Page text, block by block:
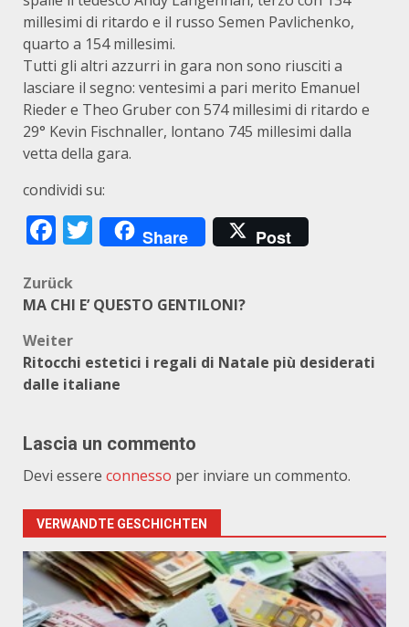
millesimi di ritardo e il russo Semen Pavlichenko,
quarto a 154 millesimi.
Tutti gli altri azzurri in gara non sono riusciti a
lasciare il segno: ventesimi a pari merito Emanuel
Rieder e Theo Gruber con 574 millesimi di ritardo e
29° Kevin Fischnaller, lontano 745 millesimi dalla
vetta della gara.
condividi su:
Facebook
Twitter
Share Post
Beitragsnavigation
Zurück
MA CHI E’ QUESTO GENTILONI?
Weiter
Ritocchi estetici i regali di Natale più desiderati
dalle italiane
Lascia un commento
Devi essere connesso per inviare un commento.
VERWANDTE GESCHICHTEN